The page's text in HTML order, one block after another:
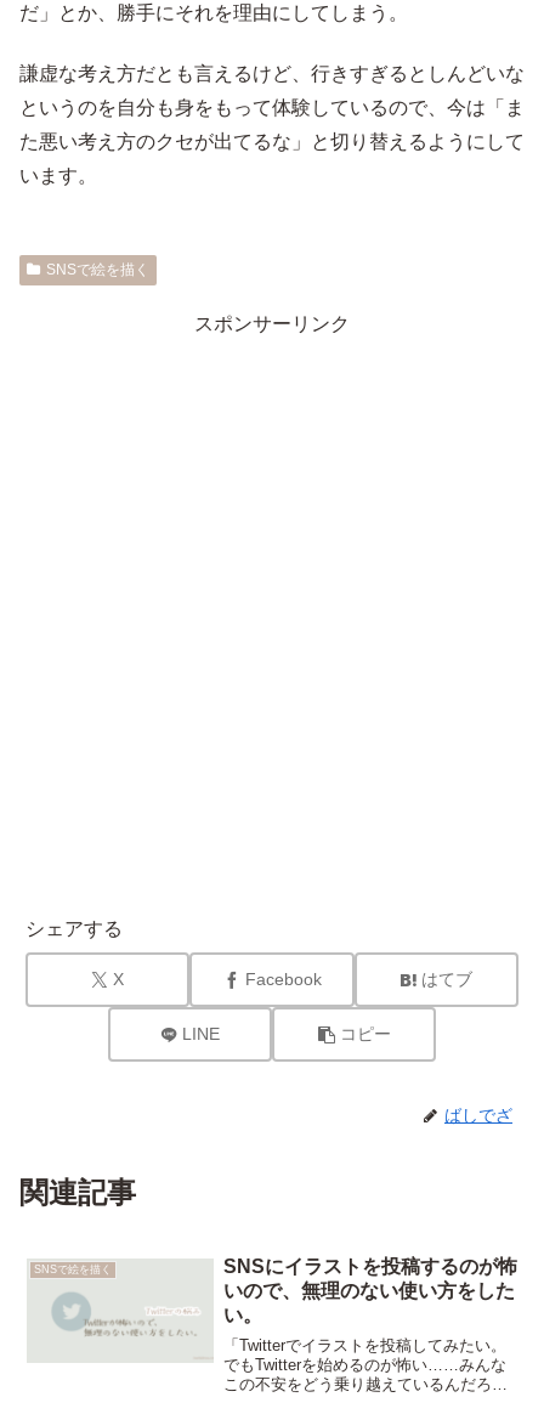
だ」とか、勝手にそれを理由にしてしまう。
謙虚な考え方だとも言えるけど、行きすぎるとしんどいな
というのを自分も身をもって体験しているので、今は「ま
た悪い考え方のクセが出てるな」と切り替えるようにして
います。
SNSで絵を描く
スポンサーリンク
シェアする
X Facebook はてブ
LINE コピー
ばしでざ
関連記事
SNSで絵を描く
SNSにイラストを投稿するのが怖
いので、無理のない使い方をした
い。
「Twitterでイラストを投稿してみたい。
でもTwitterを始めるのが怖い……みんな
この不安をどう乗り越えているんだろ